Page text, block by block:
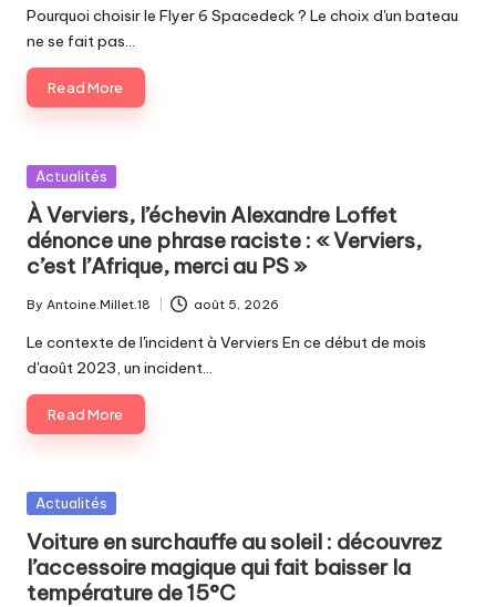
by
Pourquoi choisir le Flyer 6 Spacedeck ? Le choix d'un bateau
ne se fait pas…
Read More
Posted
in
Actualités
À Verviers, l’échevin Alexandre Loffet
dénonce une phrase raciste : « Verviers,
c’est l’Afrique, merci au PS »
Posted
by
By Antoine.Millet.18 août 5, 2026
Le contexte de l'incident à Verviers En ce début de mois
d'août 2023, un incident…
Read More
Posted
Actualités
Voiture en surchauffe au soleil : découvrez
l’accessoire magique qui fait baisser la
température de 15°C